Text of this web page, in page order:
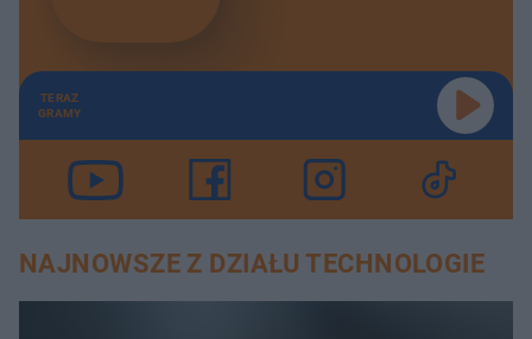
TERAZ
GRAMY
NAJNOWSZE Z DZIAŁU TECHNOLOGIE